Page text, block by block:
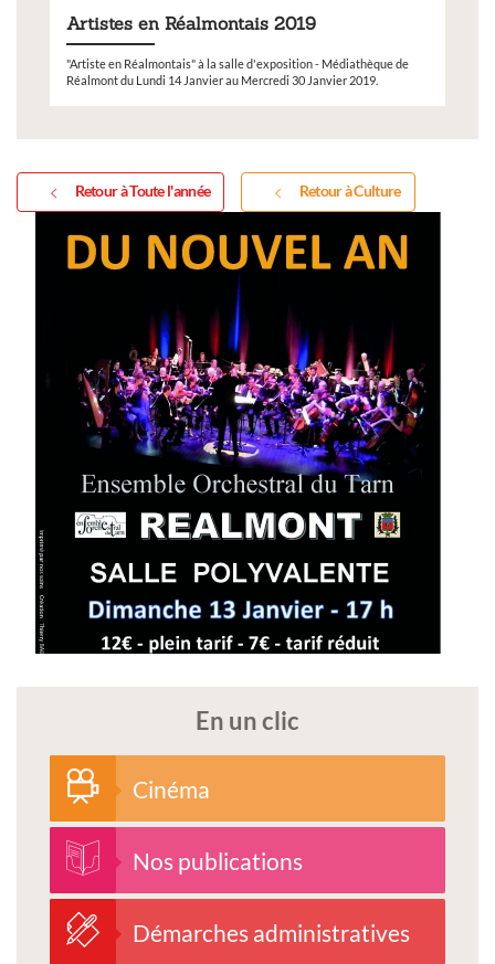
Artistes en Réalmontais 2019
"Artiste en Réalmontais" à la salle d'exposition - Médiathèque de
Réalmont du Lundi 14 Janvier au Mercredi 30 Janvier 2019.
Retour à Toute l'année Retour à Culture
En un clic
Cinéma
Nos publications
Démarches administratives